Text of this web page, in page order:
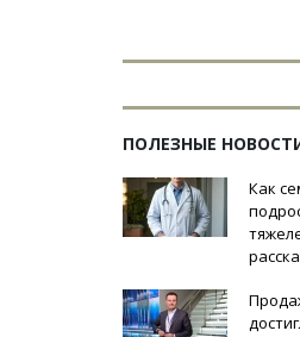
ПОЛЕЗНЫЕ
Как